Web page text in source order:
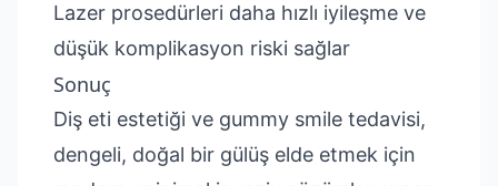
Lazer prosedürleri daha hızlı iyileşme ve
düşük komplikasyon riski sağlar
Sonuç
Diş eti estetiği ve gummy smile tedavisi,
dengeli, doğal bir gülüş elde etmek için